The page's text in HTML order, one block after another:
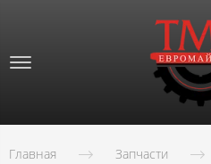
Главная Запчасти